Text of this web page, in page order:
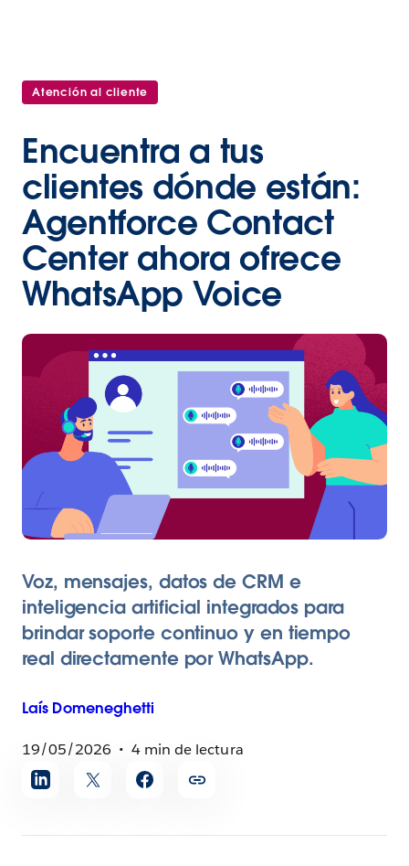
Atención al cliente
Encuentra a tus
clientes dónde están:
Agentforce Contact
Center ahora ofrece
WhatsApp Voice
Voz, mensajes, datos de CRM e
inteligencia artificial integrados para
brindar soporte continuo y en tiempo
real directamente por WhatsApp.
Laís Domeneghetti
19/05/2026
4 min de lectura
Compartir
artículo